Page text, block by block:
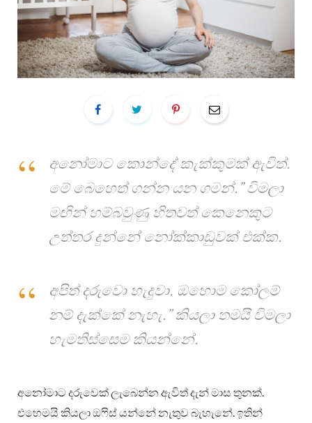
අනෝමාට කොන්දේ කැක්කුමක් ඇවිත්.
මේ බෙහෙත් ගන්න යන ගමන්.” විමලා
මඟින් හම්බවුණු හිතවත් කෙනෙකුට
උත්තර දුන්නේ නෝක්කාඩුවක් එක්ක.
අපිත් දරුවො හැදුවා. ඔහොම කෝලම්
නම් දැක්කේ නැහැ.” කියලා තමයි විමලා
හැමතිස්සෙම කියන්නේ.
අනෝමාට දරුවෙක් ලැබෙන්න ඇවිත් දැන් මාස තුනක්.
එහෙමයි කියලා ඔෆිස් යන්නේ නැතුව බැහැනේ. ඉතින්